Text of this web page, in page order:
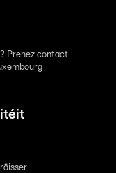
Prenez contact